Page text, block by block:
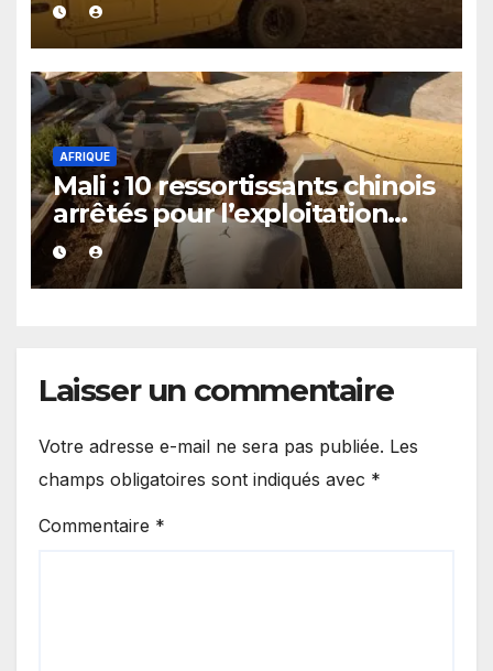
exploité par le JNIM et le FLA
AFRIQUE
Mali : 10 ressortissants chinois
arrêtés pour l’exploitation
présumée d’un casino
clandestin
Laisser un commentaire
Votre adresse e-mail ne sera pas publiée. Les
champs obligatoires sont indiqués avec *
Commentaire *